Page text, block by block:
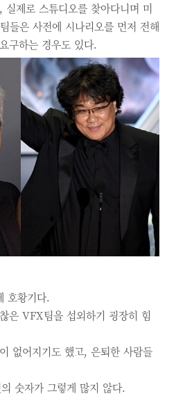
실제로 스튜디오를 찾아다니며 미
들은 사전에 시나리오를 먼저 전해
구하는 경우도 있다.
호황기다.
은 VFX팀을 섭외하기 굉장히 힘
없어지기도 했고, 은퇴한 사람들
숫자가 그렇게 많지 않다.